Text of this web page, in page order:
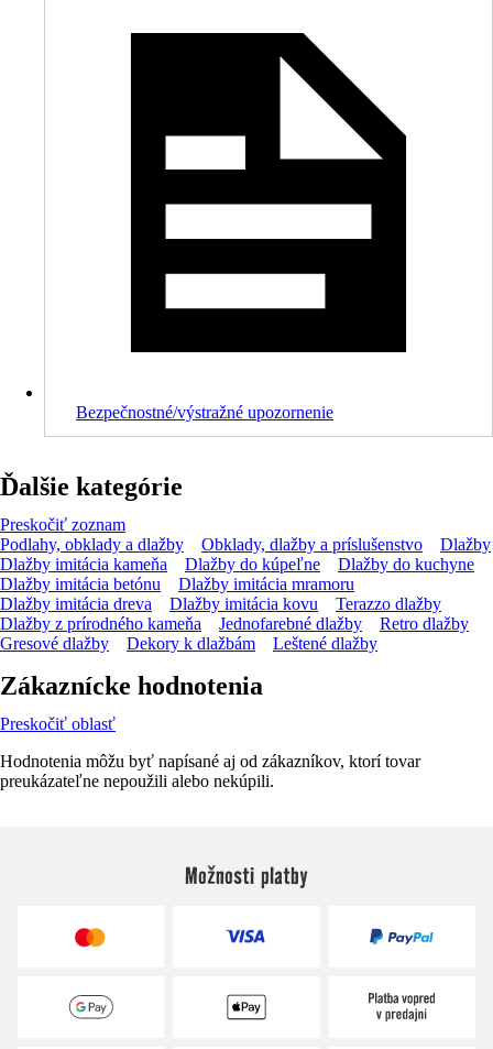
Bezpečnostné/výstražné upozornenie
Ďalšie kategórie
Preskočiť zoznam
Podlahy, obklady a dlažby
Obklady, dlažby a príslušenstvo
Dlažby
Dlažby imitácia kameňa
Dlažby do kúpeľne
Dlažby do kuchyne
Dlažby imitácia betónu
Dlažby imitácia mramoru
Dlažby imitácia dreva
Dlažby imitácia kovu
Terazzo dlažby
Dlažby z prírodného kameňa
Jednofarebné dlažby
Retro dlažby
Gresové dlažby
Dekory k dlažbám Leštené dlažby
Zákaznícke hodnotenia
Preskočiť oblasť
Hodnotenia môžu byť napísané aj od zákazníkov, ktorí tovar
preukázateľne nepoužili alebo nekúpili.
Možnosti platby